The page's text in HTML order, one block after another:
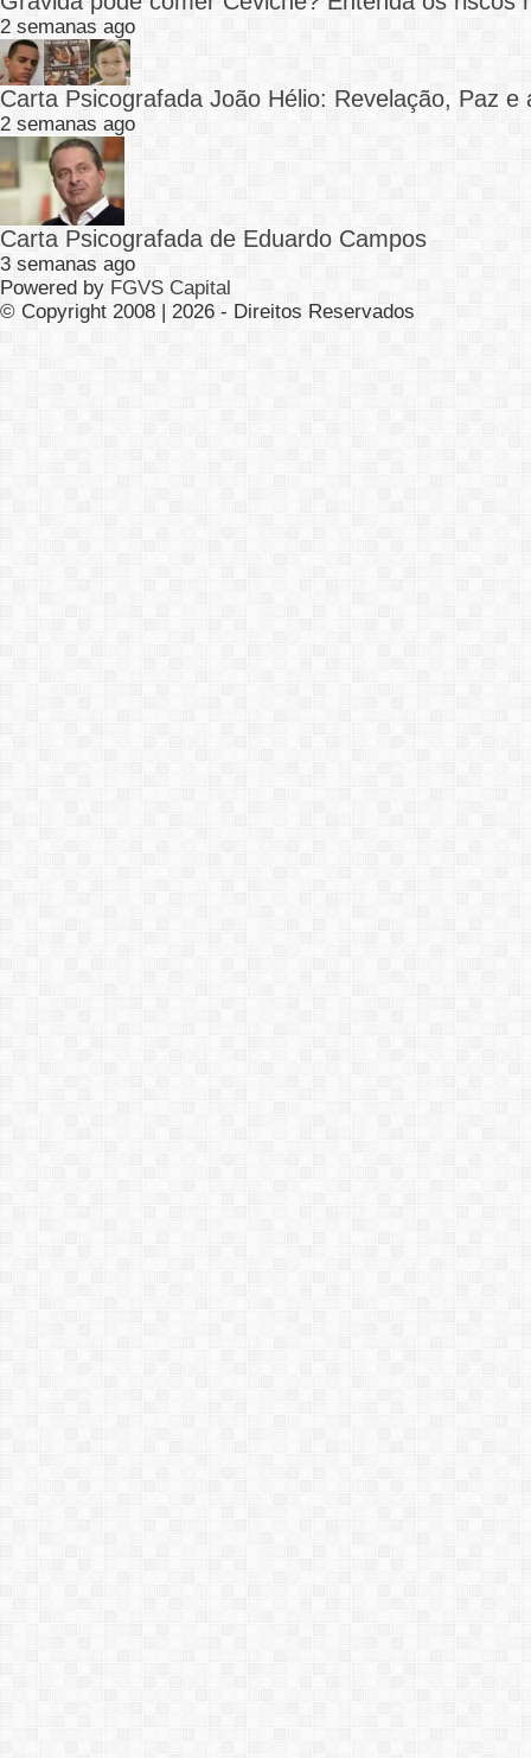
2 semanas ago
Carta Psicografada João Hélio: Revelação, Paz e
2 semanas ago
Carta Psicografada de Eduardo Campos
3 semanas ago
Powered by FGVS Capital
© Copyright 2008 | 2026 - Direitos Reservados